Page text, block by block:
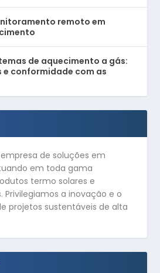
remoto em
de aquecimento a gás:
conformidade com as
de soluções em
em toda gama
termo solares e
Privilegiamos a inovação e o
projetos sustentáveis de alta